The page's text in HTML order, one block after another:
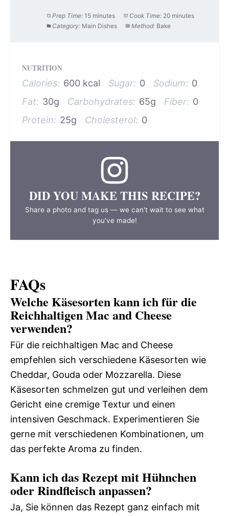
Prep Time: 15 minutes Cook Time: 20 minutes
Category: Main Dishes Method: Bake
NUTRITION
Calories: 600 kcal Sugar: 0 Sodium: 0
Fat: 30g Carbohydrates: 65g Fiber: 0
Protein: 25g Cholesterol: 0
DID YOU MAKE THIS RECIPE?
Share a photo and tag us — we can't wait to see what
you've made!
FAQs
Welche Käsesorten kann ich für die
Reichhaltigen Mac and Cheese
verwenden?
Für die reichhaltigen Mac and Cheese
empfehlen sich verschiedene Käsesorten wie
Cheddar, Gouda oder Mozzarella. Diese
Käsesorten schmelzen gut und verleihen dem
Gericht eine cremige Textur und einen
intensiven Geschmack. Experimentieren Sie
gerne mit verschiedenen Kombinationen, um
das perfekte Aroma zu finden.
Kann ich das Rezept mit Hühnchen
oder Rindfleisch anpassen?
Ja, Sie können das Rezept ganz einfach mit